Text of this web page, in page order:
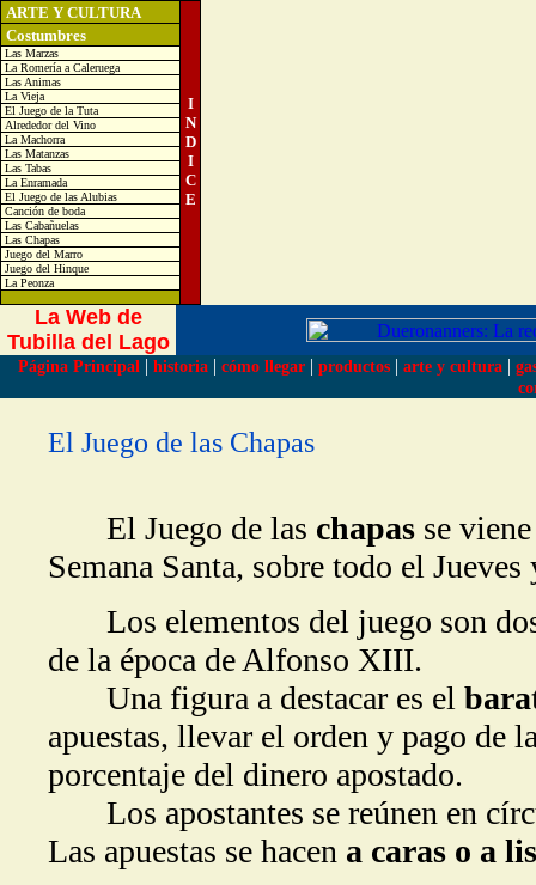
ARTE Y CULTURA
I
N
D
I
C
E
Costumbres
Las Marzas
La Romería a Caleruega
Las Animas
La Vieja
El Juego de la Tuta
Alrededor del Vino
La Machorra
Las Matanzas
Las Tabas
La Enramada
El Juego de las Alubias
Canción de boda
Las Cabañuelas
Las Chapas
Juego del Marro
Juego del Hinque
La Peonza
La Web de
Tubilla del Lago
Página Principal | historia | cómo llegar | productos | arte y cultura |
El Juego de las Chapas
El Juego de las chapas se
Semana Santa, sobre todo el
Los elementos del juego son
de la época de Alfonso XIII.
Una figura a destacar es el
apuestas, llevar el orden y pago de
porcentaje del dinero apostado.
Los apostantes se reúnen en
Las apuestas se hacen a caras o a